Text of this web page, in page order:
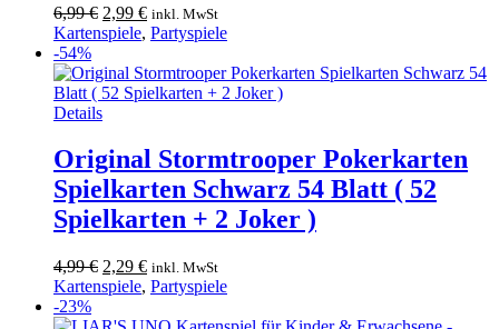
6,99€ Ursprünglicher
Preis
6,99 €
2,99 €Aktueller
Preis
2,99 €.
inkl. MwSt
Kartenspiele, Partyspiele
-54%
Details
Original Stormtrooper Pokerkarten
Spielkarten Schwarz 54 Blatt ( 52
Spielkarten + 2 Joker )
4,99€ Ursprünglicher
Preis
2,29 €Aktueller
Preis
inkl. MwSt
Kartenspiele, Partyspiele
-23%